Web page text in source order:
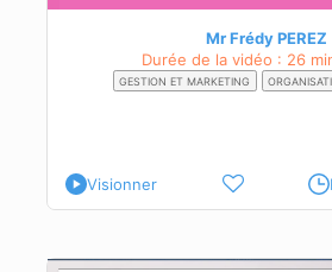
Mr Frédy PEREZ
Durée de la vidéo : 26
GESTION ET MARKETING
Visionner